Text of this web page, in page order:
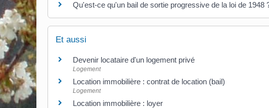
Qu'est-ce qu'un bail de sortie progressive de la loi de 1948
Et aussi
Devenir locataire d'un logement privé
Logement
Location immobilière : contrat de location (bail)
Logement
Location immobilière : loyer